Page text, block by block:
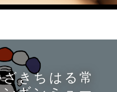
きちはる常